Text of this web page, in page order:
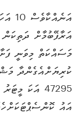
އަރާފޭބުމާށް ދަތިކަން
މަސައްކަތް މިވަނީ
ކުރިޔަށްއެގެންދާ
47295
އައު